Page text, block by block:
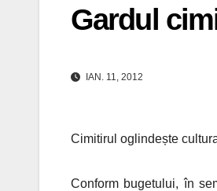
Gardul
IAN. 11, 2012
Cimitirul oglindește
Conform bugetului, în